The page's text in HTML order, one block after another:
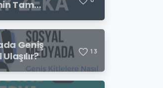
Tam
Geniş
13